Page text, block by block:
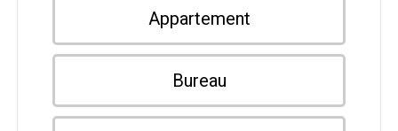
Appartement
Bureau